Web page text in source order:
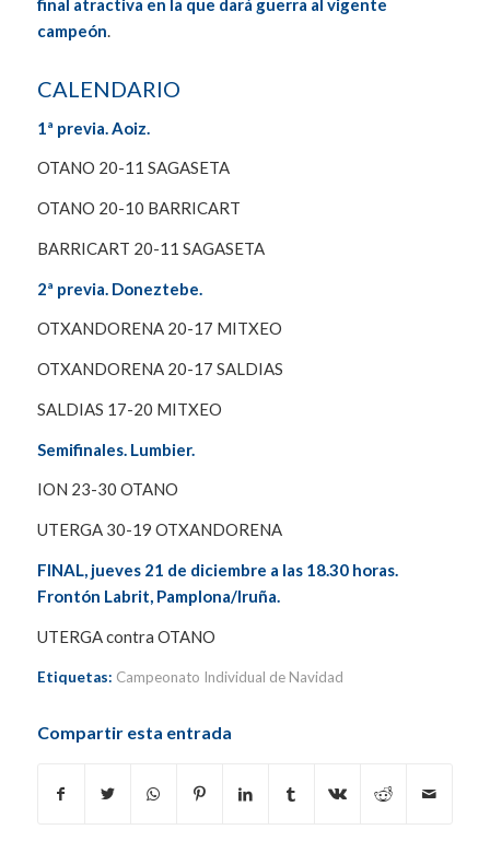
final atractiva en la que dará guerra al vigente
campeón.
CALENDARIO
1ª previa. Aoiz.
OTANO 20-11 SAGASETA
OTANO 20-10 BARRICART
BARRICART 20-11 SAGASETA
2ª previa. Doneztebe.
OTXANDORENA 20-17 MITXEO
OTXANDORENA 20-17 SALDIAS
SALDIAS 17-20 MITXEO
Semifinales. Lumbier.
ION 23-30 OTANO
UTERGA 30-19 OTXANDORENA
FINAL, jueves 21 de diciembre a las 18.30 horas.
Frontón Labrit, Pamplona/Iruña.
UTERGA contra OTANO
Etiquetas: Campeonato Individual de Navidad
Compartir esta entrada